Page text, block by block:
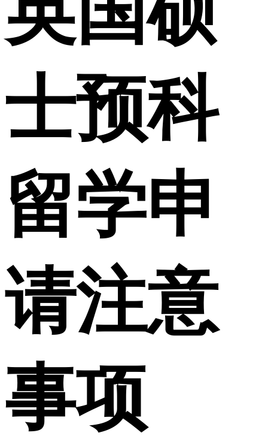
士预科
留学申
请注意
事项